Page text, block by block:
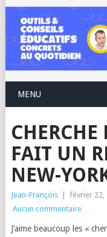
MENU
CHERCHE
FAIT UN
NEW-
Jean-François février 22,
Aucun commentaire
J’aime beaucoup les «